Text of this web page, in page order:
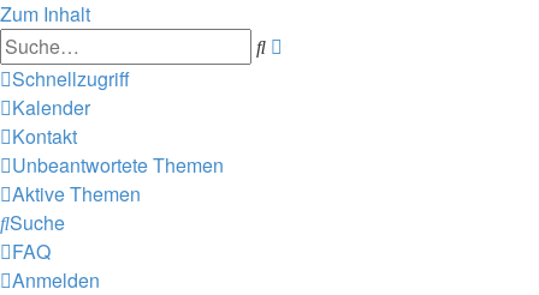
Zum Inhalt
Suche
Schnellzugriff
Kalender
Kontakt
Unbeantwortete Themen
Aktive Themen
Suche
FAQ
Anmelden